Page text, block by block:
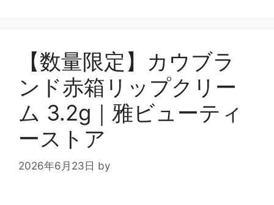
【数量限定】カウブラ
ンド赤箱リップクリー
ム 3.2g｜雅ビューティ
ーストア
2026年6月23日 by